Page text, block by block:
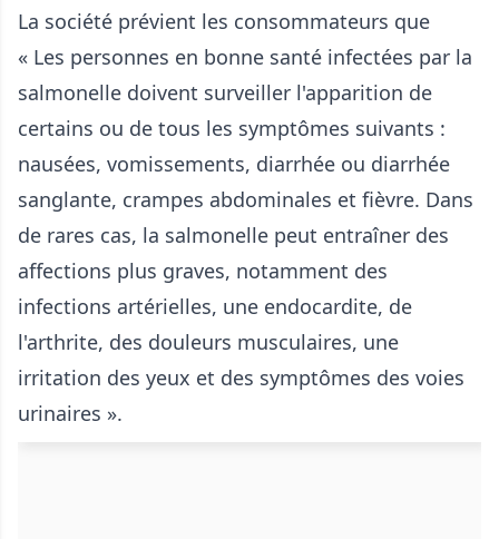
La société prévient les consommateurs que
« Les personnes en bonne santé infectées par la
salmonelle doivent surveiller l'apparition de
certains ou de tous les symptômes suivants :
nausées, vomissements, diarrhée ou diarrhée
sanglante, crampes abdominales et fièvre. Dans
de rares cas, la salmonelle peut entraîner des
affections plus graves, notamment des
infections artérielles, une endocardite, de
l'arthrite, des douleurs musculaires, une
irritation des yeux et des symptômes des voies
urinaires ».